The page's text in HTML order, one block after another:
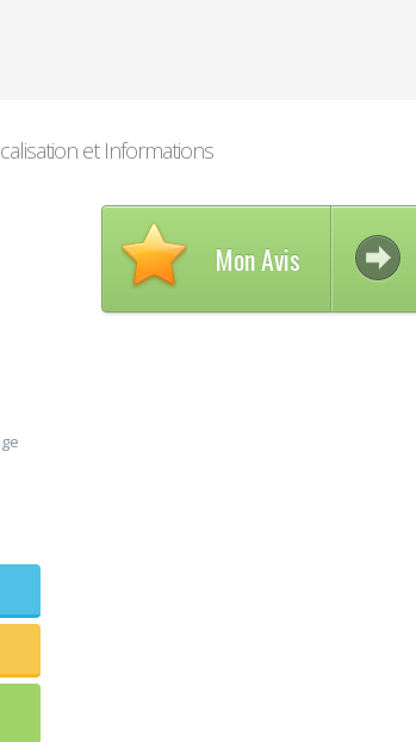
et Informations
Mon Avis